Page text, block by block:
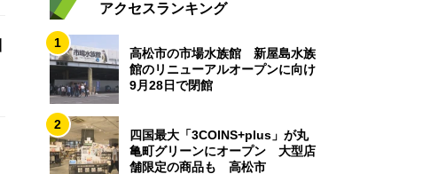
アクセスランキング
1
高松市の市場水族館 新屋島水族
館のリニューアルオープンに向け
9月28日で閉館
2
四国最大「3COINS+plus」が丸
亀町グリーンにオープン 大型店
舗限定の商品も 高松市